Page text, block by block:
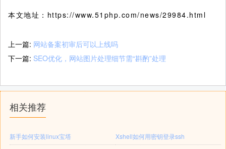
本文地址：https://www.51php.com/news/29984.html
上一篇: 网站备案初审后可以上线吗
下一篇: SEO优化，网站图片处理细节需“斟酌”处理
相关推荐
新手如何安装linux宝塔
Xshell如何用密钥登录ssh